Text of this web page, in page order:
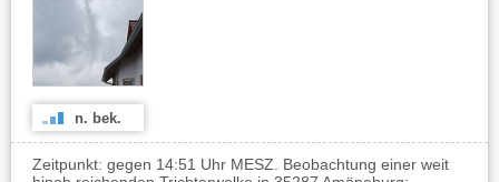
n. bek.
Zeitpunkt: gegen 14:51 Uhr MESZ. Beobachtung einer weit